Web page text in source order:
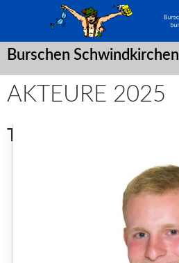
Burschen Schwindkirchen
ZUM
INHALT
AKTEURE 2025
Tänzer